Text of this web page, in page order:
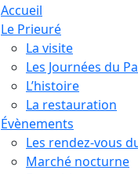
Accueil
Le Prieuré
La visite
Les Journées du
L’histoire
La restauration
Évènements
Les rendez-vous
Marché nocturne